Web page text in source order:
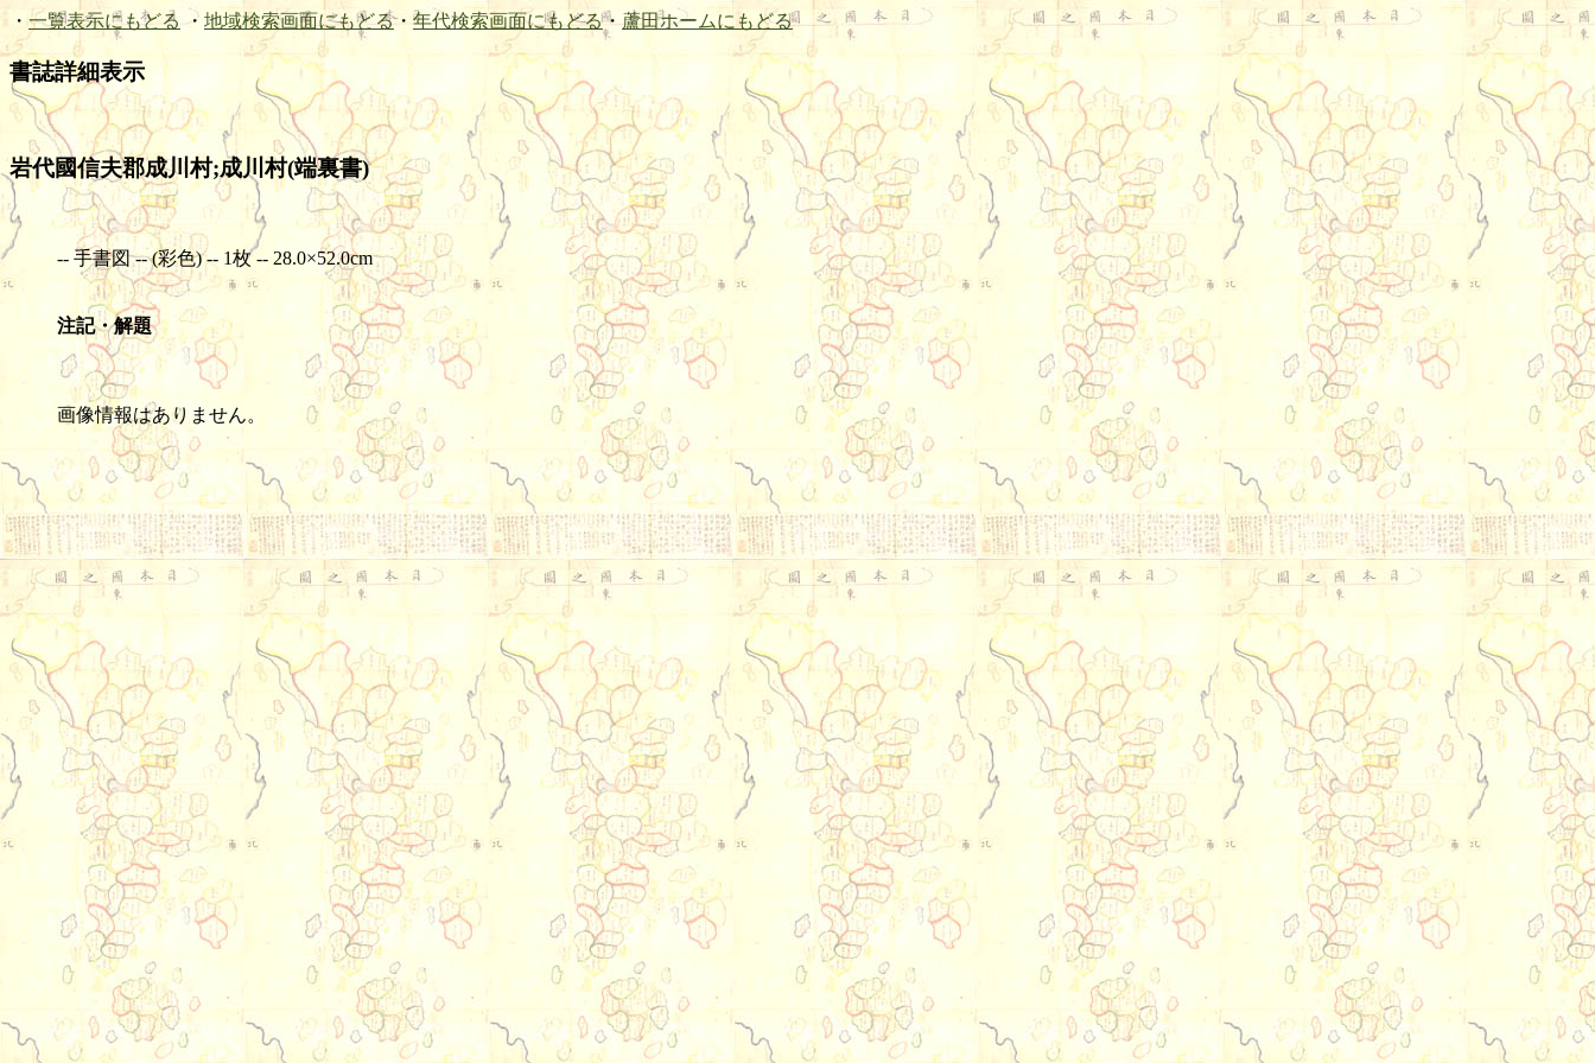
・ 一覧表示にもどる ・ 地域検索画面にもどる・ 年代検索画面にもどる・ 蘆田ホームにもどる
書誌詳細表示
岩代國信夫郡成川村;成川村(端裏書)
-- 手書図 -- (彩色) -- 1枚 -- 28.0×52.0cm
注記・解題
画像情報はありません。